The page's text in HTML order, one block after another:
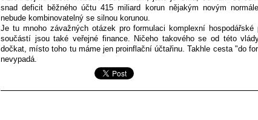
snad deficit běžného účtu 415 miliard korun nějakým novým
nebude kombinovatelný se silnou korunou.
Je tu mnoho závažných otázek pro formulaci komplexní hospodářské
součástí jsou také veřejné finance. Ničeho takového se od této
dočkat, místo toho tu máme jen proinflační účtařinu. Takhle cesta "do
nevypadá.